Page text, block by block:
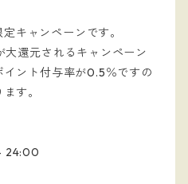
キャンペーンです。
還元されるキャンペーン
イント付与率が0.5％ですの
す。
24:00